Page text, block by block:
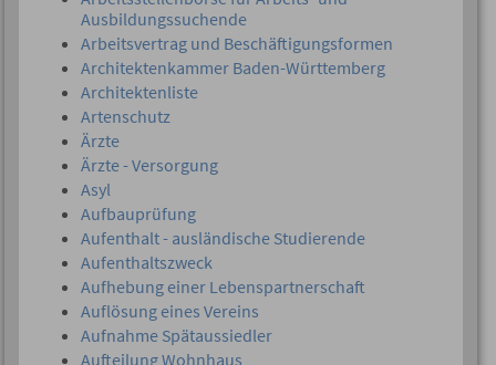
Ausbildungssuchende
Arbeitsvertrag und Beschäftigungsformen
Architektenkammer Baden-Württemberg
Architektenliste
Artenschutz
Ärzte
Ärzte - Versorgung
Asyl
Aufbauprüfung
Aufenthalt - ausländische Studierende
Aufenthaltszweck
Aufhebung einer Lebenspartnerschaft
Auflösung eines Vereins
Aufnahme Spätaussiedler
Aufteilung Wohnhaus